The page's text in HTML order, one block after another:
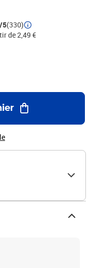
5(330)
de 2,49 €